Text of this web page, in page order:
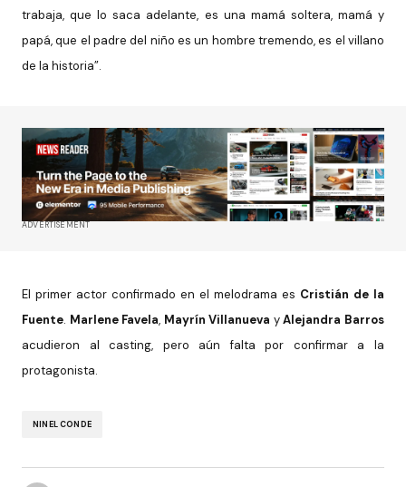
trabaja, que lo saca adelante, es una mamá soltera, mamá y
papá, que el padre del niño es un hombre tremendo, es el villano
de la historia”.
ADVERTISEMENT
El primer actor confirmado en el melodrama es Cristián de la
Fuente. Marlene Favela, Mayrín Villanueva yAlejandra Barros
acudieron al casting, pero aún falta por confirmar a la
protagonista.
NINEL CONDE